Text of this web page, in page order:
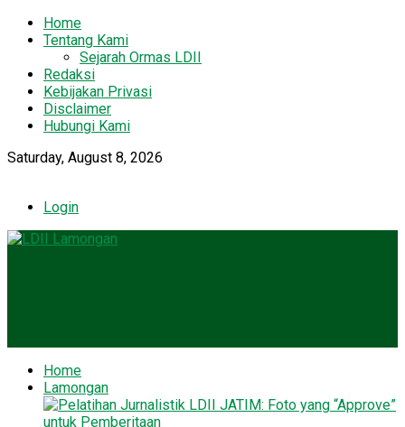
Home
Tentang Kami
Sejarah Ormas LDII
Redaksi
Kebijakan Privasi
Disclaimer
Hubungi Kami
Saturday, August 8, 2026
Login
Home
Lamongan